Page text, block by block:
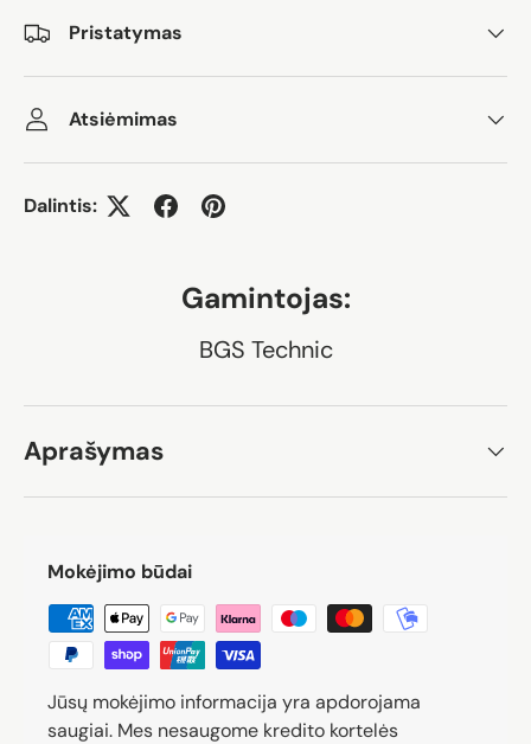
Pristatymas
Atsiėmimas
Dalintis:
Gamintojas:
BGS Technic
Aprašymas
Mokėjimo būdai
Jūsų mokėjimo informacija yra apdorojama
saugiai. Mes nesaugome kredito kortelės